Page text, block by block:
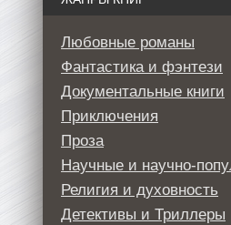
Любовные романы
Фантастика и фэнтези
Документальные книги
Приключения
Проза
Научные и научно-
Религия и духовность
Детективы и Триллеры